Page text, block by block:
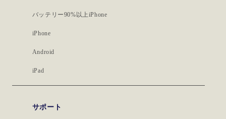
バッテリー90%以上iPhone
iPhone
Android
iPad
サポート